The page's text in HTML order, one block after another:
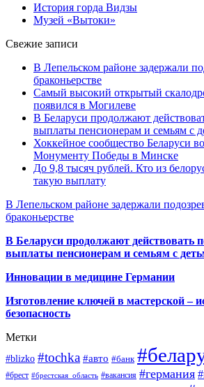
История горда Видзы
Музей «Вытоки»
Свежие записи
В Лепельском районе задержали
браконьерстве
Самый высокий открытый
появился в Могилеве
В Беларуси продолжают
выплаты пенсионерам и семьям с
Хоккейное сообщество Беларуси
Монументу Победы в Минске
До 9,8 тысяч рублей. Кто из
такую выплату
В Лепельском районе задержали
браконьерстве
В Беларуси продолжают действовать
выплаты пенсионерам и семьям с
Инновации в медицине Германии
Изготовление ключей в мастерской –
безопасность
Метки
#blizko #tochka #авто #банк
#брест #брестская_область #вакансия #германия